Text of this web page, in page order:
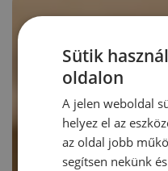
Sütik
oldalon
A jelen weboldal
helyez el az
az oldal jobb
segítsen nekünk